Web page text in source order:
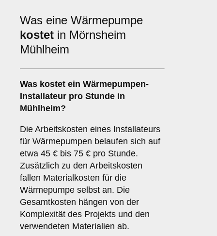
Was eine Wärmepumpe
kostet in Mörnsheim
Mühlheim
Was kostet ein Wärmepumpen-
Installateur pro Stunde in
Mühlheim?
Die Arbeitskosten eines Installateurs
für Wärmepumpen belaufen sich auf
etwa 45 € bis 75 € pro Stunde.
Zusätzlich zu den Arbeitskosten
fallen Materialkosten für die
Wärmepumpe selbst an. Die
Gesamtkosten hängen von der
Komplexität des Projekts und den
verwendeten Materialien ab.